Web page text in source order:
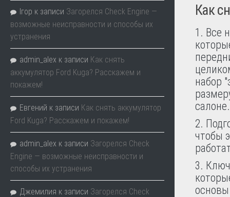
Как
1. Все
набор
салоне.
2.
чтобы
3.
Ігор к записи Загорелся Check Engine —
возможные неисправности и способы их
устранения
admin_alex к записи Как снять
аккумулятор Ford Kuga? Расскажем и
покажем!
Евгений к записи Как снять аккумулятор
Ford Kuga? Расскажем и покажем!
admin_alex к записи Загорелся Check
Engine — возможные неисправности и
способы их устранения
Джемилия к записи Загорелся Check